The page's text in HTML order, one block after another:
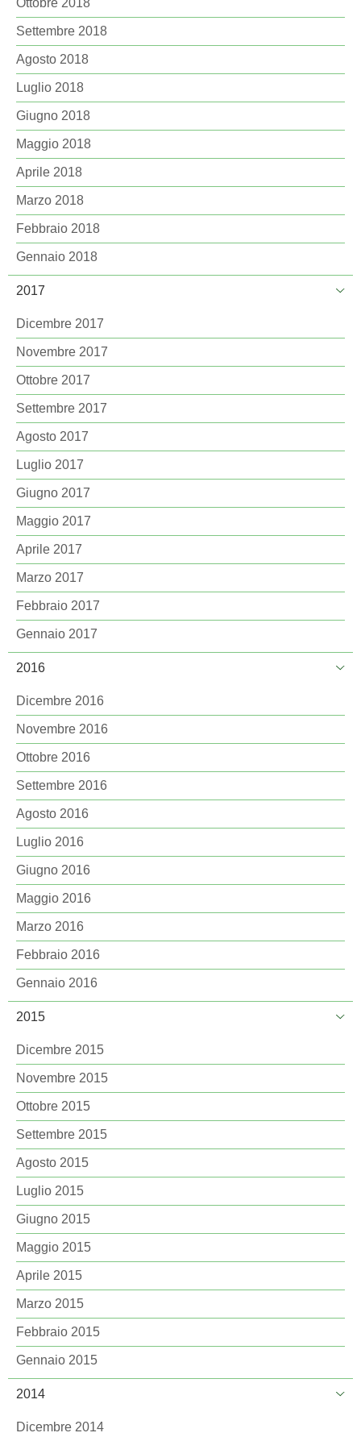
Ottobre 2018
Settembre 2018
Agosto 2018
Luglio 2018
Giugno 2018
Maggio 2018
Aprile 2018
Marzo 2018
Febbraio 2018
Gennaio 2018
2017
Dicembre 2017
Novembre 2017
Ottobre 2017
Settembre 2017
Agosto 2017
Luglio 2017
Giugno 2017
Maggio 2017
Aprile 2017
Marzo 2017
Febbraio 2017
Gennaio 2017
2016
Dicembre 2016
Novembre 2016
Ottobre 2016
Settembre 2016
Agosto 2016
Luglio 2016
Giugno 2016
Maggio 2016
Marzo 2016
Febbraio 2016
Gennaio 2016
2015
Dicembre 2015
Novembre 2015
Ottobre 2015
Settembre 2015
Agosto 2015
Luglio 2015
Giugno 2015
Maggio 2015
Aprile 2015
Marzo 2015
Febbraio 2015
Gennaio 2015
2014
Dicembre 2014